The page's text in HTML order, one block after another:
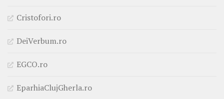
Cristofori.ro
DeiVerbum.ro
EGCO.ro
EparhiaClujGherla.ro